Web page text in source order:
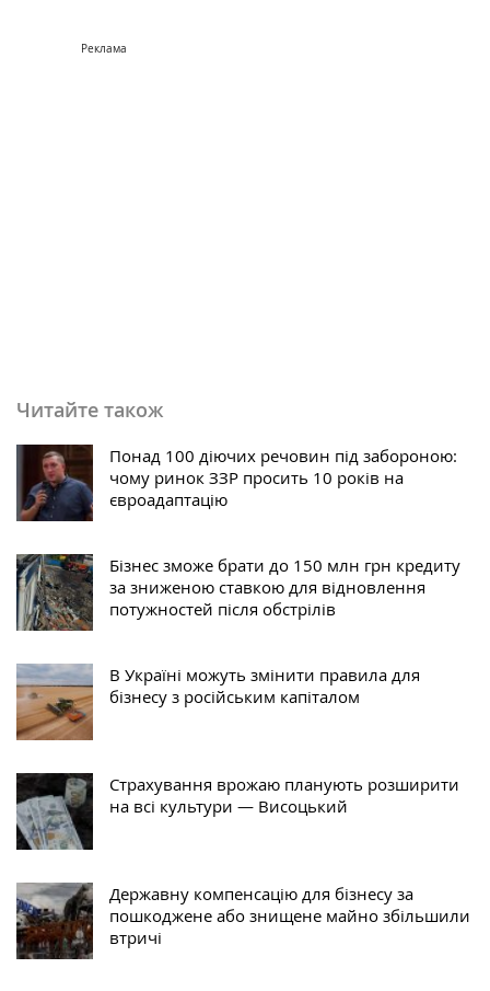
Реклама
Читайте також
Понад 100 діючих речовин під забороною:
чому ринок ЗЗР просить 10 років на
євроадаптацію
Бізнес зможе брати до 150 млн грн кредиту
за зниженою ставкою для відновлення
потужностей після обстрілів
В Україні можуть змінити правила для
бізнесу з російським капіталом
Страхування врожаю планують розширити
на всі культури — Висоцький
Державну компенсацію для бізнесу за
пошкоджене або знищене майно збільшили
втричі